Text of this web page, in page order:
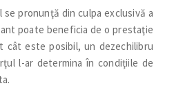
se pronunţă din culpa exclusivă a
poate beneficia de o prestaţie
cât este posibil, un dezechilibru
l-ar determina în condiţiile de